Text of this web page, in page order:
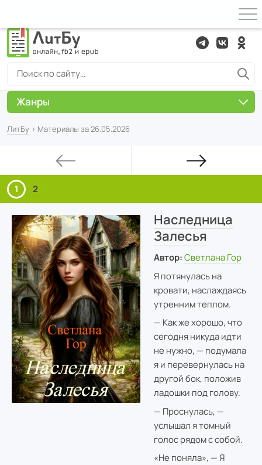
ЛитБу › Материалы за 26.05.2026
1 2
Наследница
Залесья
Автор: Светлана Гор
Я потянулась на
кровати, наслаждаясь
утренним теплом.
— Как же хорошо, что
сегодня никуда идти
не нужно, — подумала
я и перевернулась на
другой бок, положив
ладошки под голову.
— Проснулась, —
услышал я томный
голос рядом с собой.
«Не поняла», — Я
Жанры